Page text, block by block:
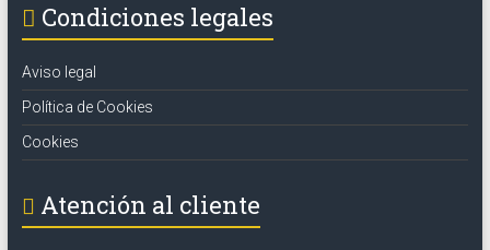
Condiciones legales
Aviso legal
Política de Cookies
Cookies
Atención al cliente